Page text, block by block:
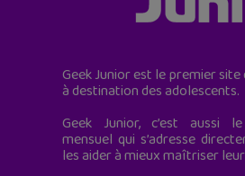
Geek Junior est le premier
à destination des adolescents.
Geek Junior, c’est aussi
mensuel qui s’adresse
les aider à mieux maîtriser